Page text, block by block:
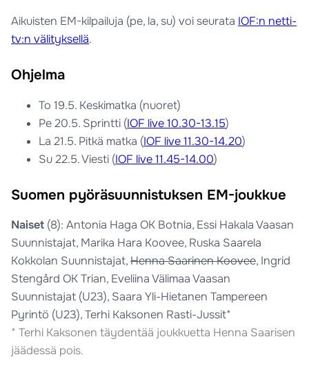
Aikuisten EM-kilpailuja (pe, la, su) voi seurata IOF:n netti-
tv:n välityksellä.
Ohjelma
To 19.5. Keskimatka (nuoret)
Pe 20.5. Sprintti (IOF live 10.30-13.15)
La 21.5. Pitkä matka (IOF live 11.30-14.20)
Su 22.5. Viesti (IOF live 11.45-14.00)
Suomen pyöräsuunnistuksen EM-joukkue
Naiset (8): Antonia Haga OK Botnia, Essi Hakala Vaasan
Suunnistajat, Marika Hara Koovee, Ruska Saarela
Kokkolan Suunnistajat,Henna Saarinen Koovee, Ingrid
Stengård OK Trian, Eveliina Välimaa Vaasan
Suunnistajat (U23), Saara Yli-Hietanen Tampereen
Pyrintö (U23), Terhi Kaksonen Rasti-Jussit*
* Terhi Kaksonen täydentää joukkuetta Henna Saarisen
jäädessä pois.